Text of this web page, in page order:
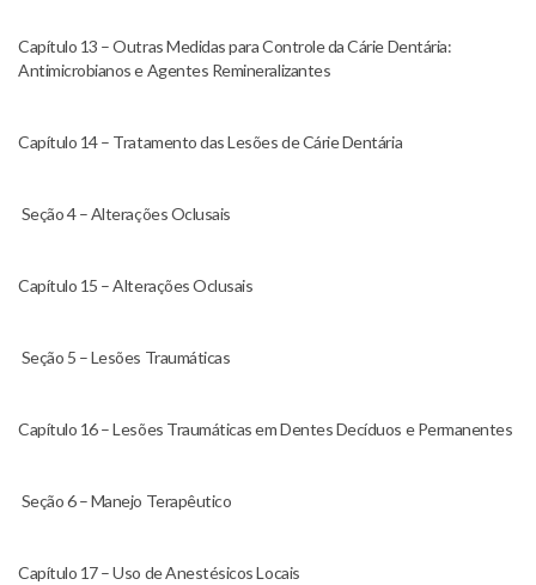
Capítulo 13 – Outras Medidas para Controle da Cárie Dentária:
Antimicrobianos e Agentes Remineralizantes
Capítulo 14 – Tratamento das Lesões de Cárie Dentária
Seção 4 – Alterações Oclusais
Capítulo 15 – Alterações Oclusais
Seção 5 – Lesões Traumáticas
Capítulo 16 – Lesões Traumáticas em Dentes Decíduos e Permanentes
Seção 6 – Manejo Terapêutico
Capítulo 17 – Uso de Anestésicos Locais